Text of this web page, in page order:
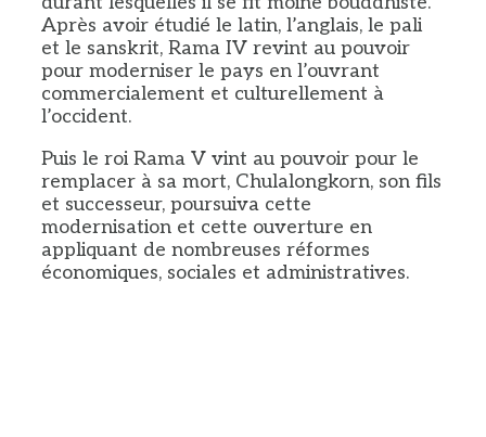
Après avoir étudié le latin, l’anglais, le pali
et le sanskrit, Rama IV revint au pouvoir
pour moderniser le pays en l’ouvrant
commercialement et culturellement à
l’occident.
Puis le roi Rama V vint au pouvoir pour le
remplacer à sa mort, Chulalongkorn, son fils
et successeur, poursuiva cette
modernisation et cette ouverture en
appliquant de nombreuses réformes
économiques, sociales et administratives.